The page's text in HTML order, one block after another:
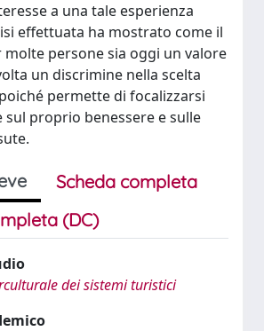
a una tale esperienza
effettuata ha mostrato come il
persone sia oggi un valore
un discrimine nella scelta
permette di focalizzarsi
proprio benessere e sulle
Scheda completa
(DC)
dei sistemi turistici